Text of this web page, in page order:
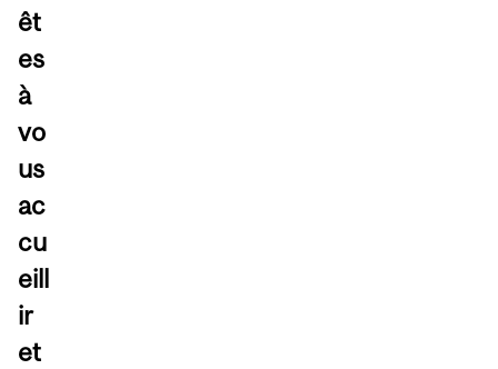
êt
es
à
vo
us
ac
cu
eill
ir
et